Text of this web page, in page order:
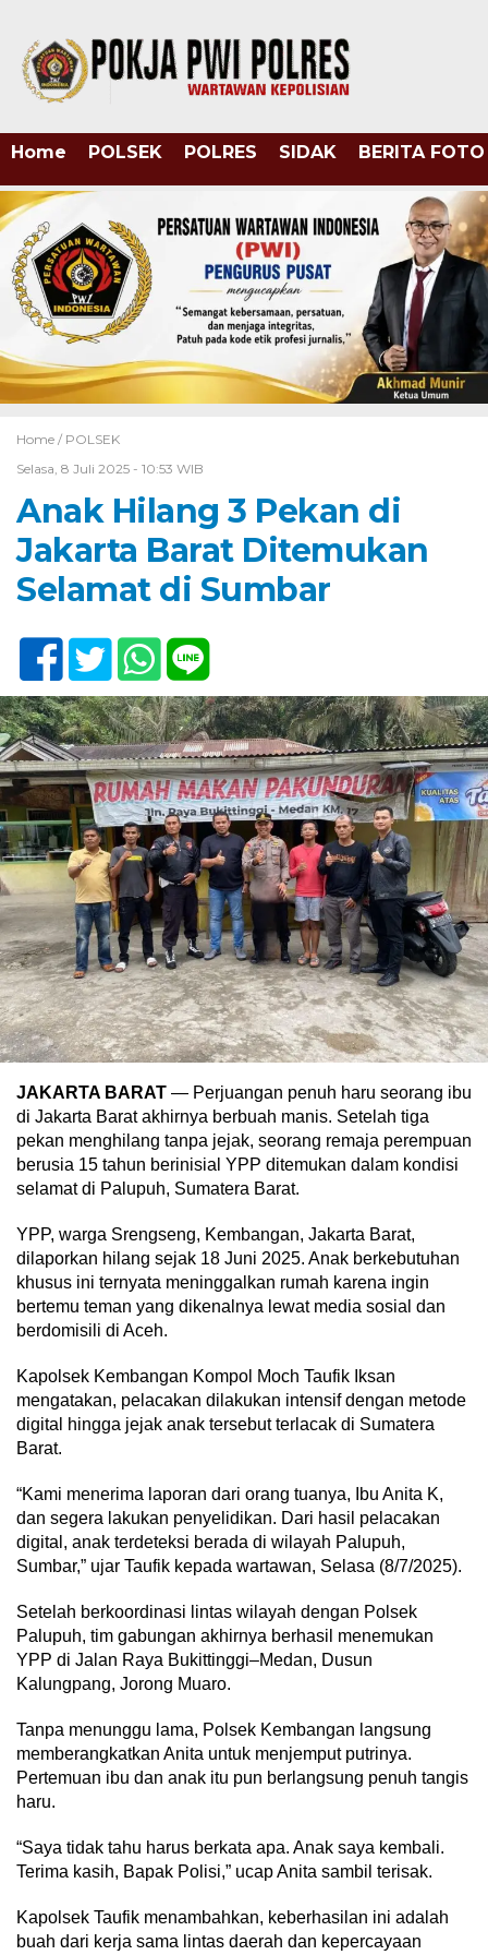
Home POLSEK POLRES SIDAK BERITA FOTO
Home / POLSEK
Selasa, 8 Juli 2025 - 10:53 WIB
Anak Hilang 3 Pekan di
Jakarta Barat Ditemukan
Selamat di Sumbar
JAKARTA BARAT — Perjuangan penuh haru seorang ibu
di Jakarta Barat akhirnya berbuah manis. Setelah tiga
pekan menghilang tanpa jejak, seorang remaja perempuan
berusia 15 tahun berinisial YPP ditemukan dalam kondisi
selamat di Palupuh, Sumatera Barat.
YPP, warga Srengseng, Kembangan, Jakarta Barat,
dilaporkan hilang sejak 18 Juni 2025. Anak berkebutuhan
khusus ini ternyata meninggalkan rumah karena ingin
bertemu teman yang dikenalnya lewat media sosial dan
berdomisili di Aceh.
Kapolsek Kembangan Kompol Moch Taufik Iksan
mengatakan, pelacakan dilakukan intensif dengan metode
digital hingga jejak anak tersebut terlacak di Sumatera
Barat.
“Kami menerima laporan dari orang tuanya, Ibu Anita K,
dan segera lakukan penyelidikan. Dari hasil pelacakan
digital, anak terdeteksi berada di wilayah Palupuh,
Sumbar,” ujar Taufik kepada wartawan, Selasa (8/7/2025).
Setelah berkoordinasi lintas wilayah dengan Polsek
Palupuh, tim gabungan akhirnya berhasil menemukan
YPP di Jalan Raya Bukittinggi–Medan, Dusun
Kalungpang, Jorong Muaro.
Tanpa menunggu lama, Polsek Kembangan langsung
memberangkatkan Anita untuk menjemput putrinya.
Pertemuan ibu dan anak itu pun berlangsung penuh tangis
haru.
“Saya tidak tahu harus berkata apa. Anak saya kembali.
Terima kasih, Bapak Polisi,” ucap Anita sambil terisak.
Kapolsek Taufik menambahkan, keberhasilan ini adalah
buah dari kerja sama lintas daerah dan kepercayaan